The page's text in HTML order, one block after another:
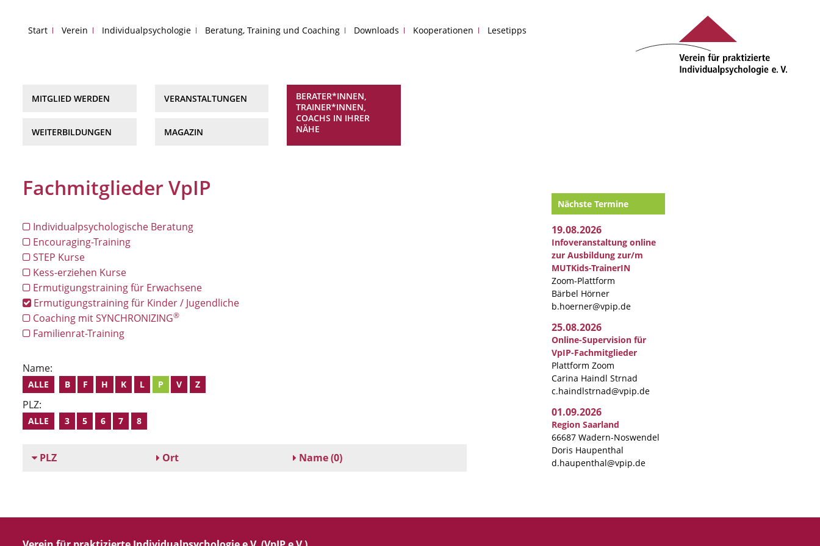
Start Verein Individualpsychologie Beratung, Training und Coaching Downloads Kooperationen Lesetipps
MITGLIED WERDEN
WEITERBILDUNGEN
VERANSTALTUNGEN
MAGAZIN
BERATER*INNEN,
TRAINER*INNEN,
COACHS IN IHRER
NÄHE
Fachmitglieder VpIP
Individualpsychologische Beratung
Encouraging-Training
STEP Kurse
Kess-erziehen Kurse
Ermutigungstraining für Erwachsene
Ermutigungstraining für Kinder / Jugendliche
Coaching mit SYNCHRONIZING®
Familienrat-Training
Name:
ALLE B F H K L P V Z
PLZ:
ALLE 3 5 6 7 8
PLZ Ort Name(0)
Nächste Termine
19.08.2026
Infoveranstaltung online
zur Ausbildung zur/m
MUTKids-TrainerIN
Zoom-Plattform
Bärbel Hörner
b.hoerner@vpip.de
25.08.2026
Online-Supervision für
VpIP-Fachmitglieder
Plattform Zoom
Carina Haindl Strnad
c.haindlstrnad@vpip.de
01.09.2026
Region Saarland
66687 Wadern-Noswendel
Doris Haupenthal
d.haupenthal@vpip.de